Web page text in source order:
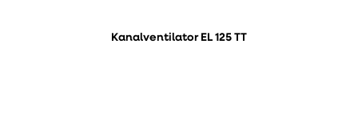
Kanalventilator EL 125 TT